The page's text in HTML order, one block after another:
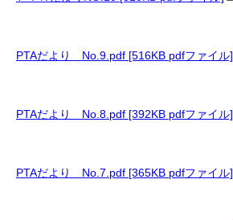
PTAだより No.9.pdf [516KB pdfファイル]
PTAだより No.8.pdf [392KB pdfファイル]
PTAだより No.7.pdf [365KB pdfファイル]